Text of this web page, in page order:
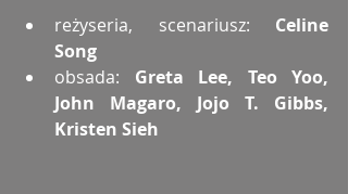
reżyseria, scenariusz: Celine
Song
obsada: Greta Lee, Teo Yoo,
John Magaro, Jojo T. Gibbs,
Kristen Sieh